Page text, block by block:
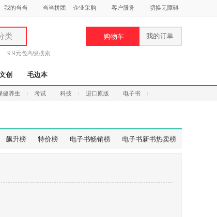
我的当当 当当拼团 企业采购 客户服务 切换无障碍
类
9.9元包高级搜索
购物车 我的订单
创 毛边本
健养生 考试 科技 进口原版 电子书
飙升榜 特价榜 电子书畅销榜 电子书新书热卖榜